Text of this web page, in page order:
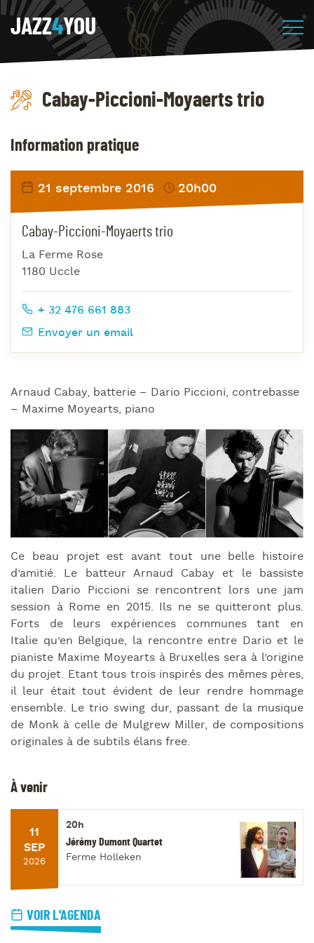
JAZZ4YOU
Cabay-Piccioni-Moyaerts trio
Arnaud Cabay, batterie – Dario Piccioni, contrebasse
– Maxime Moyearts, piano
Ce beau projet est avant tout une belle histoire
d’amitié. Le batteur Arnaud Cabay et le bassiste
italien Dario Piccioni se rencontrent lors une jam
session à Rome en 2015. Ils ne se quitteront plus.
Forts de leurs expériences communes tant en
Italie qu’en Belgique, la rencontre entre Dario et le
pianiste Maxime Moyearts à Bruxelles sera à l’origine
du projet. Etant tous trois inspirés des mêmes pères,
il leur était tout évident de leur rendre hommage
ensemble. Le trio swing dur, passant de la musique
de Monk à celle de Mulgrew Miller, de compositions
originales à de subtils élans free.
Information pratique
21 septembre 2016 20h00
Cabay-Piccioni-Moyaerts trio
La Ferme Rose
1180 Uccle
+ 32 476 661 883
Envoyer un email
À venir
11
SEP
2026
20h
Jérémy Dumont Quartet
Ferme Holleken
VOIR L'AGENDA